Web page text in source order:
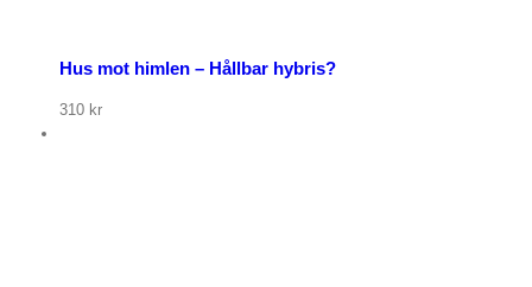
Hus mot himlen – Hållbar hybris?
310 kr